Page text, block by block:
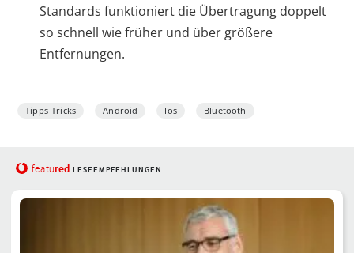
Standards funktioniert die Übertragung doppelt
so schnell wie früher und über größere
Entfernungen.
Tipps-Tricks Android Ios Bluetooth
featured LESEEMPFEHLUNGEN